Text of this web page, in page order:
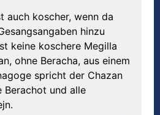
koscher, wenn da
hinzu
keine koschere Megilla
ohne Beracha, aus einem
spricht der Chazan
Berachot und alle